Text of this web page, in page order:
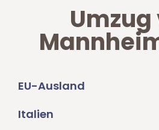
Umzug
EU-Ausland
Italien